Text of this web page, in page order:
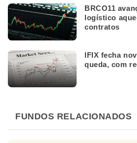
BRCO11
logístico
contratos
IFIX fecha
queda, com
FUNDOS RELACIONADOS